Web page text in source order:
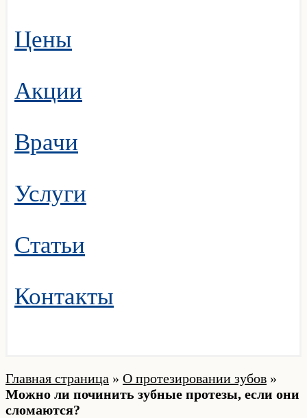
Цены
Акции
Врачи
Услуги
Статьи
Контакты
Главная страница » О протезировании зубов »
Можно ли починить зубные протезы, если они
сломаются?